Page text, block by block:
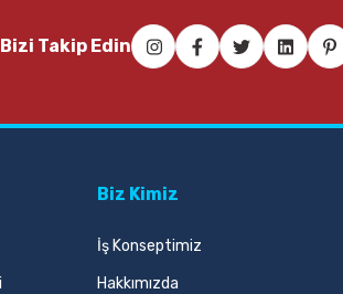
Takip Edin
Biz Kimiz
İş Konseptimiz
Hakkımızda